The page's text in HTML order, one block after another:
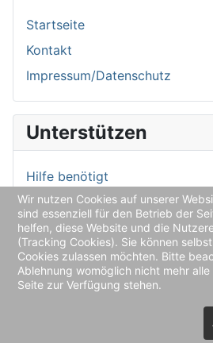
Startseite
Kontakt
Impressum/Datenschutz
Unterstützen
Hilfe benötigt
Spendenkonto
Aktuelles
Wir nutzen Cookies auf unserer
sind essenziell für den Betrieb der
helfen, diese Website und die
(Tracking Cookies). Sie können
Cookies zulassen möchten. Bitte
Ablehnung womöglich nicht mehr
Seite zur Verfügung stehen.